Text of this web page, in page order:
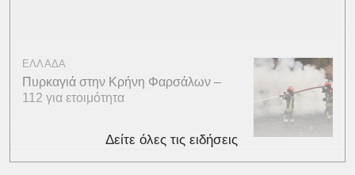
ΕΛΛΑΔΑ
Πυρκαγιά στην Κρήνη Φαρσάλων –
112 για ετοιμότητα
Δείτε όλες τις ειδήσεις